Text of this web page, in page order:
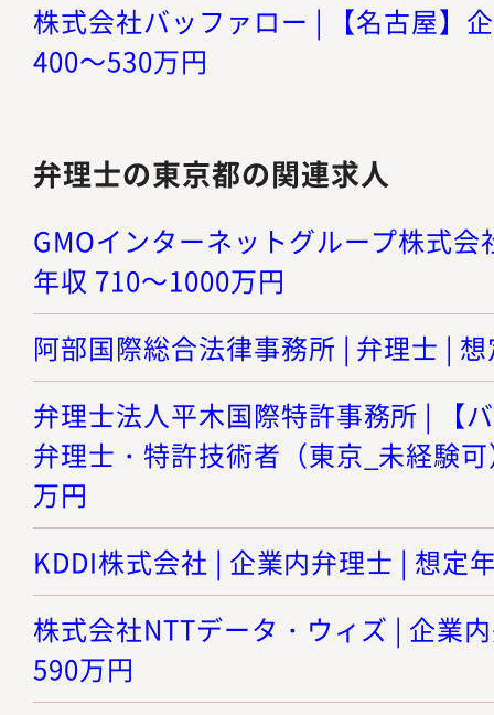
株式会社バッファロー | 【名古屋】
400～530万円
弁理士の東京都の関連求人
GMOインターネットグループ株式
年収 710～1000万円
阿部国際総合法律事務所 | 弁理士 |
弁理士法人平木国際特許事務所 | 【
弁理士・特許技術者（東京_未経験
万円
KDDI株式会社 | 企業内弁理士 | 想定
株式会社NTTデータ・ウィズ | 企業
590万円